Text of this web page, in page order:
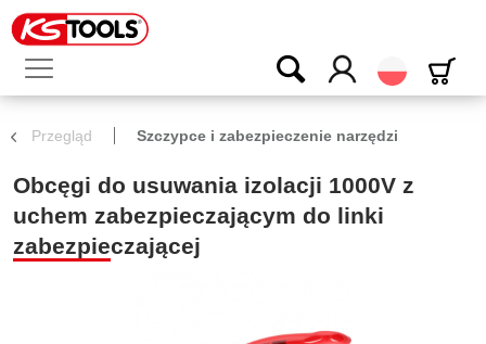
Polski
Przegląd Szczypce i zabezpieczenie narzędzi
Obcęgi do usuwania izolacji 1000V z
uchem zabezpieczającym do linki
zabezpieczającej